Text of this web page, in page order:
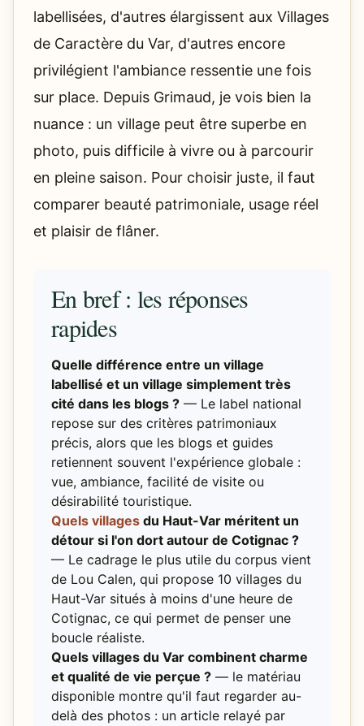
labellisées, d'autres élargissent aux Villages
de Caractère du Var, d'autres encore
privilégient l'ambiance ressentie une fois
sur place. Depuis Grimaud, je vois bien la
nuance : un village peut être superbe en
photo, puis difficile à vivre ou à parcourir
en pleine saison. Pour choisir juste, il faut
comparer beauté patrimoniale, usage réel
et plaisir de flâner.
En bref : les réponses
rapides
Quelle différence entre un village
labellisé et un village simplement très
cité dans les blogs ? — Le label national
repose sur des critères patrimoniaux
précis, alors que les blogs et guides
retiennent souvent l'expérience globale :
vue, ambiance, facilité de visite ou
désirabilité touristique.
Quels villages du Haut-Var méritent un
détour si l'on dort autour de Cotignac ?
— Le cadrage le plus utile du corpus vient
de Lou Calen, qui propose 10 villages du
Haut-Var situés à moins d'une heure de
Cotignac, ce qui permet de penser une
boucle réaliste.
Quels villages du Var combinent charme
et qualité de vie perçue ? — le matériau
disponible montre qu'il faut regarder au-
delà des photos : un article relayé par